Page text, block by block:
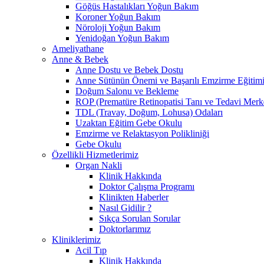
Göğüs Hastalıkları Yoğun Bakım
Koroner Yoğun Bakım
Nöroloji Yoğun Bakım
Yenidoğan Yoğun Bakım
Ameliyathane
Anne & Bebek
Anne Dostu ve Bebek Dostu
Anne Sütünün Önemi ve Başarılı Emzirme Eğitimi
Doğum Salonu ve Bekleme
ROP (Prematüre Retinopatisi Tanı ve Tedavi
TDL (Travay, Doğum, Lohusa) Odaları
Uzaktan Eğitim Gebe Okulu
Emzirme ve Relaktasyon Polikliniği
Gebe Okulu
Özellikli Hizmetlerimiz
Organ Nakli
Klinik Hakkında
Doktor Çalışma Programı
Klinikten Haberler
Nasıl Gidilir ?
Sıkça Sorulan Sorular
Doktorlarımız
Kliniklerimiz
Acil Tıp
Klinik Hakkında